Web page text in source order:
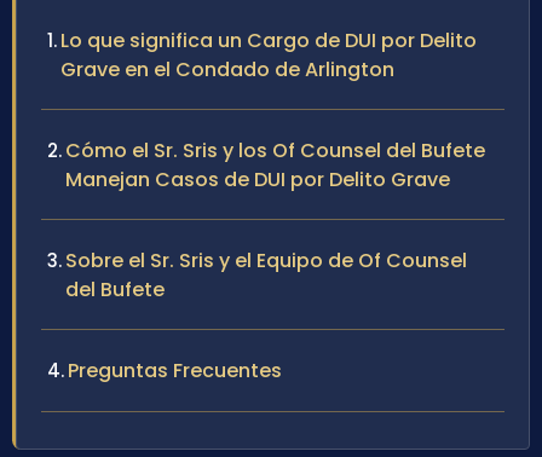
Lo que significa un Cargo de DUI por Delito
Grave en el Condado de Arlington
Cómo el Sr. Sris y los Of Counsel del Bufete
Manejan Casos de DUI por Delito Grave
Sobre el Sr. Sris y el Equipo de Of Counsel
del Bufete
Preguntas Frecuentes